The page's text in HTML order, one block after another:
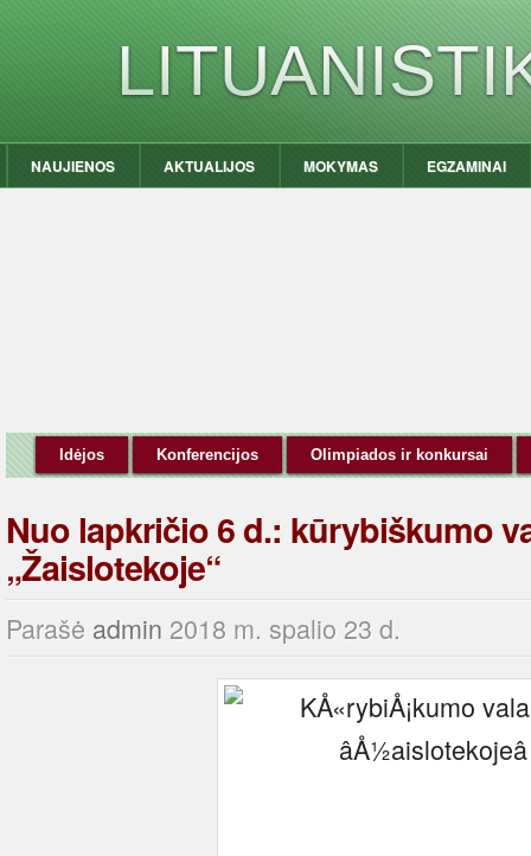
NAUJIENOS AKTUALIJOS MOKYMAS EGZAMINAI
Idėjos Konferencijos Olimpiados ir konkursai
Nuo lapkričio 6 d.: kūrybiškumo
„Žaislotekoje“
Parašė admin 2018 m. spalio 23 d.